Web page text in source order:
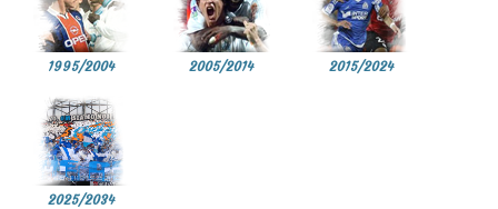
1995/2004 2005/2014 2015/2024
2025/2034